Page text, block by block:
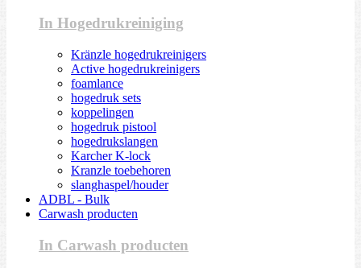
In Hogedrukreiniging
Kränzle hogedrukreinigers
Active hogedrukreinigers
foamlance
hogedruk sets
koppelingen
hogedruk pistool
hogedrukslangen
Karcher K-lock
Kranzle toebehoren
slanghaspel/houder
ADBL - Bulk
Carwash producten
In Carwash producten